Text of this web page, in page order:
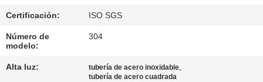
CONTROL
DE
Certificación: ISO SGS
Número de
modelo:
304
Alta luz: tubería de acero inoxidable,
tubería de acero cuadrada